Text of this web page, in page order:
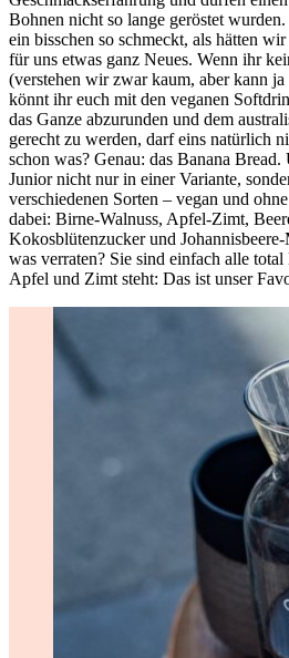
Bohnen nicht so lange geröstet
ein bisschen so schmeckt, als hätten
für uns etwas ganz Neues. Wenn ihr
(verstehen wir zwar kaum, aber kann
könnt ihr euch mit den veganen
das Ganze abzurunden und dem
gerecht zu werden, darf eins natürlich
schon was? Genau: das Banana Bread.
Junior nicht nur in einer Variante,
verschiedenen Sorten – vegan und
dabei: Birne-Walnuss, Apfel-Zimt,
Kokosblütenzucker und
was verraten? Sie sind einfach alle
Apfel und Zimt steht: Das ist unser